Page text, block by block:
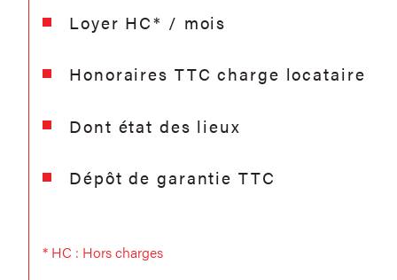
Loyer HC* / mois
Honoraires TTC charge locataire
Dont état des lieux
Dépôt de garantie TTC
* HC : Hors charges